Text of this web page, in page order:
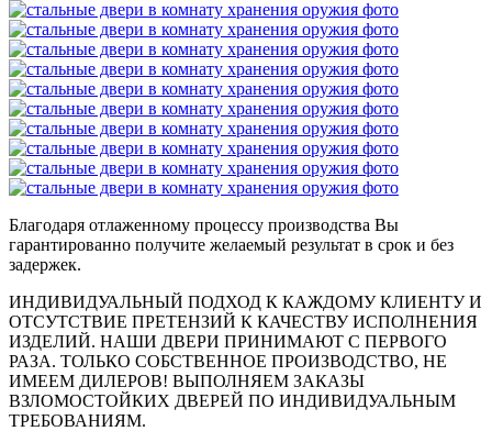
Благодаря отлаженному процессу производства Вы
гарантированно получите желаемый результат в срок и без
задержек.
ИНДИВИДУАЛЬНЫЙ ПОДХОД К КАЖДОМУ КЛИЕНТУ И
ОТСУТСТВИЕ ПРЕТЕНЗИЙ К КАЧЕСТВУ ИСПОЛНЕНИЯ
ИЗДЕЛИЙ. НАШИ ДВЕРИ ПРИНИМАЮТ С ПЕРВОГО
РАЗА. ТОЛЬКО СОБСТВЕННОЕ ПРОИЗВОДСТВО, НЕ
ИМЕЕМ ДИЛЕРОВ! ВЫПОЛНЯЕМ ЗАКАЗЫ
ВЗЛОМОСТОЙКИХ ДВЕРЕЙ ПО ИНДИВИДУАЛЬНЫМ
ТРЕБОВАНИЯМ.